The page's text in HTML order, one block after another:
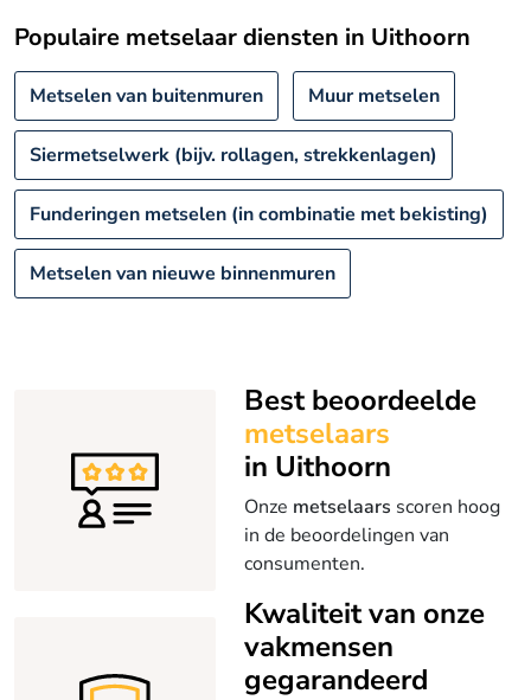
Populaire metselaar diensten in Uithoorn
Metselen van buitenmuren Muur metselen
Siermetselwerk (bijv. rollagen, strekkenlagen)
Funderingen metselen (in combinatie met bekisting)
Metselen van nieuwe binnenmuren
Best beoordeelde
metselaars
in Uithoorn
Onze metselaars scoren hoog
in de beoordelingen van
consumenten.
Kwaliteit van onze
vakmensen
gegarandeerd